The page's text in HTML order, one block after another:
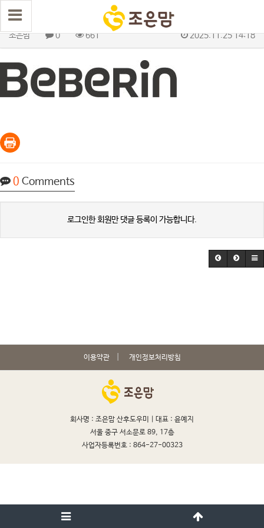
베베린
조은맘 0 661 2025.11.25 14:18
0 Comments
로그인한 회원만 댓글 등록이 가능합니다.
이용약관 개인정보처리방침
회사명 : 조은맘 산후도우미 | 대표 : 윤예지
서울 중구 서소문로 89, 17층
사업자등록번호 : 864-27-00323